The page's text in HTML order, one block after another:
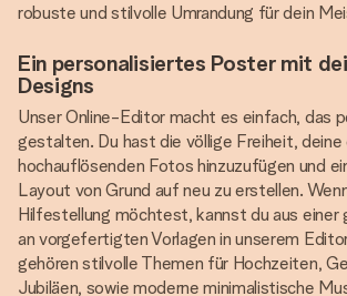
robuste und stilvolle Umrandung für dein
Ein personalisiertes Poster mit
Designs
Unser Online-Editor macht es einfach, das
gestalten. Du hast die völlige Freiheit, deine
hochauflösenden Fotos hinzuzufügen und
Layout von Grund auf neu zu erstellen.
Hilfestellung möchtest, kannst du aus einer
an vorgefertigten Vorlagen in unserem
gehören stilvolle Themen für Hochzeiten,
Jubiläen, sowie moderne minimalistische